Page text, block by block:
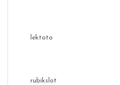
lektoto
rubikslot